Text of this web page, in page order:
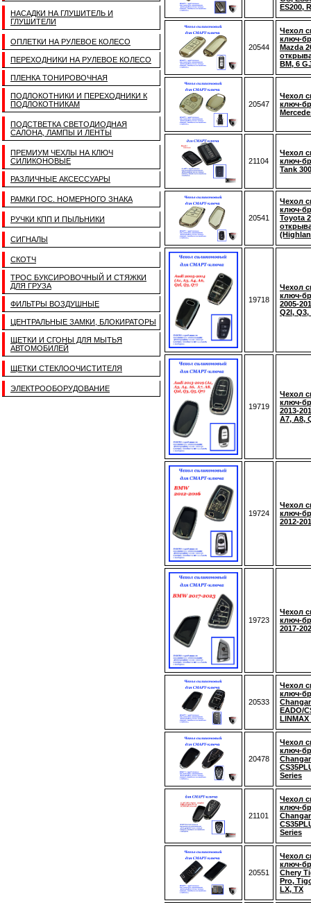
НАСАДКИ НА ГЛУШИТЕЛЬ И
ГЛУШИТЕЛИ
ОПЛЕТКИ НА РУЛЕВОЕ КОЛЕСО
ПЕРЕХОДНИКИ НА РУЛЕВОЕ КОЛЕСО
ПЛЕНКА ТОНИРОВОЧНАЯ
ПОДЛОКОТНИКИ И ПЕРЕХОДНИКИ К
ПОДЛОКОТНИКАМ
ПОДСТВЕТКА СВЕТОДИОДНАЯ
САЛОНА, ЛАМПЫ И ЛЕНТЫ
ПРЕМИУМ ЧЕХЛЫ НА КЛЮЧ
СИЛИКОНОВЫЕ
РАЗЛИЧНЫЕ АКСЕССУАРЫ
РАМКИ ГОС. НОМЕРНОГО ЗНАКА
РУЧКИ КПП И ПЫЛЬНИКИ
СИГНАЛЫ
СКОТЧ
ТРОС БУКСИРОВОЧНЫЙ И СТЯЖКИ
ДЛЯ ГРУЗА
ФИЛЬТРЫ ВОЗДУШНЫЕ
ЦЕНТРАЛЬНЫЕ ЗАМКИ, БЛОКИРАТОРЫ
ЩЕТКИ И СГОНЫ ДЛЯ МЫТЬЯ
АВТОМОБИЛЕЙ
ЩЕТКИ СТЕКЛООЧИСТИТЕЛЯ
ЭЛЕКТРООБОРУДОВАНИЕ
ES200, R
20544
Чехол
ключ-
Mazda
BM, 6
20547
Чехол
ключ-
21104
Чехол
ключ-
Tank
20541
Чехол
ключ-
Toyota
19718
Чехол
ключ-
2005-
Q2l, Q3,
19719
Чехол
ключ-
2013-
A7, A8,
19724
Чехол
ключ-
2012-
19723
Чехол
ключ-
2017-
20533
Чехол
ключ-
EADO/
LINMAX
20478
Чехол
ключ-
Series
21101
Чехол
ключ-
Series
20551
Чехол
ключ-
Chery
Pro,
LX, TX